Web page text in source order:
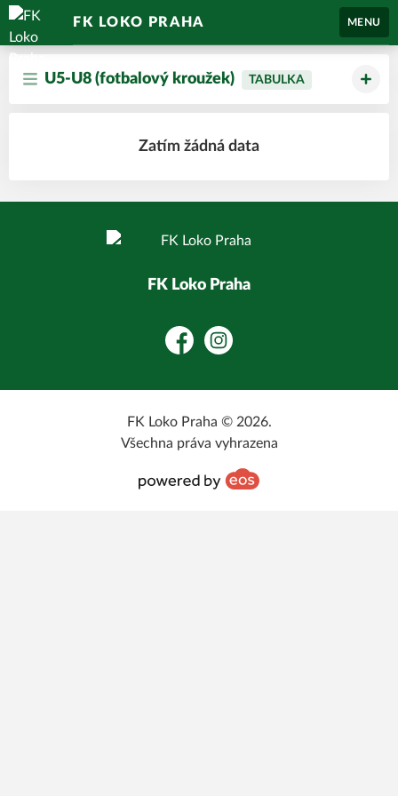
FK LOKO PRAHA MENU
U5-U8 (fotbalový kroužek) TABULKA
Zatím žádná data
FK Loko Praha
FacebookInstagram
FK Loko Praha © 2026.
Všechna práva vyhrazena